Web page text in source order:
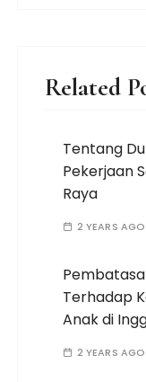
Related
Tentang
Pekerjaan
Raya
2 YEARS AGO
Terhadap
Anak di
2 YEARS AGO